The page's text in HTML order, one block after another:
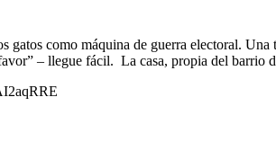
gatos como máquina de guerra electoral.
– llegue fácil. La casa, propia del barrio